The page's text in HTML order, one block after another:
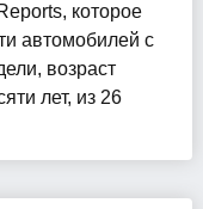
которое
автомобилей с
возраст
лет, из 26